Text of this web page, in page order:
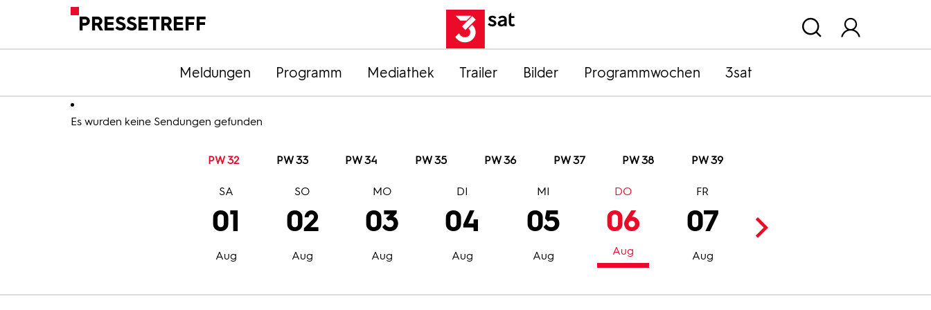
PRESSETREFF
Meldungen Programm Mediathek Trailer Bilder Programmwochen 3sat
Es wurden keine Sendungen gefunden
PW 32 PW 33 PW 34 PW 35 PW 36 PW 37 PW 38 PW 39
01
Aug
SA
02
Aug
SO
03
Aug
MO
04
Aug
DI
05
Aug
MI
06
Aug
DO
07
Aug
FR
08